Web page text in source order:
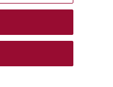
00
1400 - 10º andar